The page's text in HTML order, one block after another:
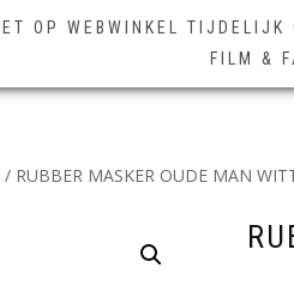
LET OP WEBWINKEL TIJDELIJK
FILM &
/ RUBBER MASKER OUDE MAN